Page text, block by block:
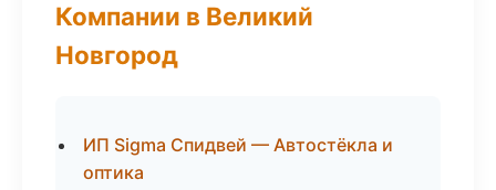
Компании в Великий
Новгород
ИП Sigma Спидвей — Автостёкла и
оптика